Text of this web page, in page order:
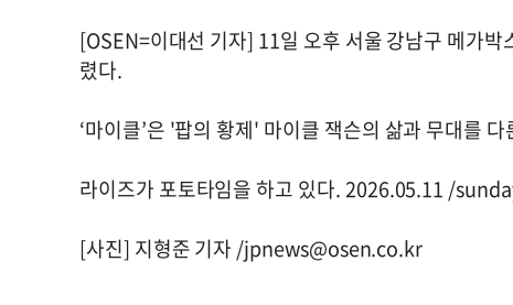
[OSEN=이대선 기자] 11일 오후 서울 강남구 메가
렸다.
‘마이클’은 '팝의 황제' 마이클 잭슨의 삶과 무대를
라이즈가 포토타임을 하고 있다. 2026.05.11 /
[사진] 지형준 기자 /jpnews@osen.co.kr